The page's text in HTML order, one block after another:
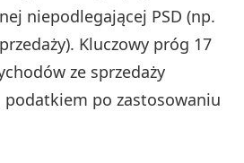
niepodlegającej PSD (np.
Kluczowy próg 17
ze sprzedaży
po zastosowaniu